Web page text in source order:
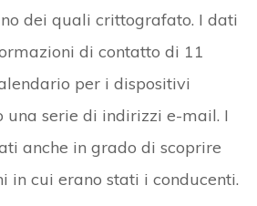
dei quali crittografato. I dati
di contatto di 11
per i dispositivi
una serie di indirizzi e-mail. I
anche in grado di scoprire
in cui erano stati i conducenti.